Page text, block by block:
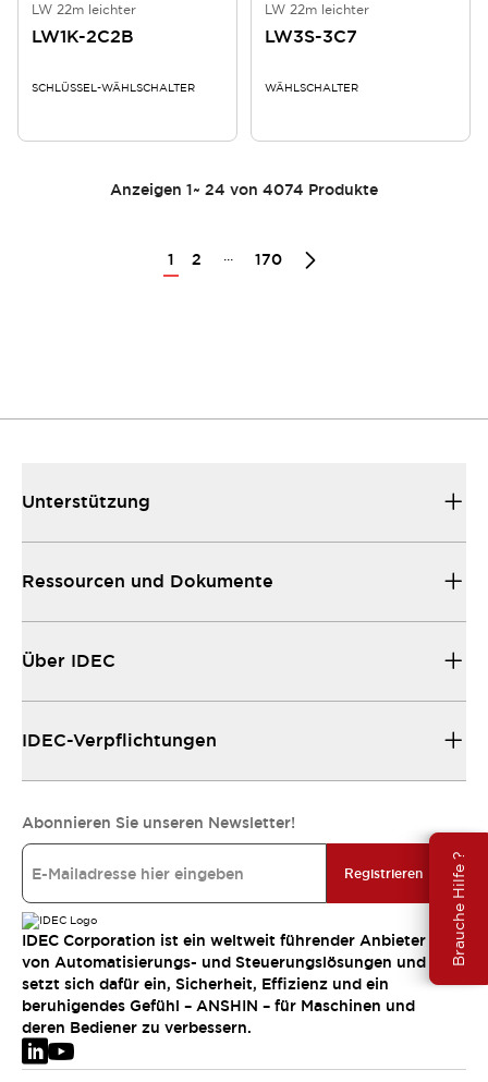
Brauche Hilfe ?
LW 22m leichter
LW1K-2C2B
SCHLÜSSEL-WÄHLSCHALTER
LW 22m leichter
LW3S-3C7
WÄHLSCHALTER
Anzeigen 1~ 24 von 4074 Produkte
1 2 ... 170
Unterstützung
Ressourcen und Dokumente
Über IDEC
IDEC-Verpflichtungen
Abonnieren Sie unseren Newsletter!
Registrieren
IDEC Corporation ist ein weltweit führender Anbieter
von Automatisierungs- und Steuerungslösungen und
setzt sich dafür ein, Sicherheit, Effizienz und ein
beruhigendes Gefühl – ANSHIN – für Maschinen und
deren Bediener zu verbessern.